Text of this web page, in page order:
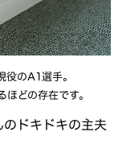
役のA1選手。
どの存在です。
ドキドキの主夫